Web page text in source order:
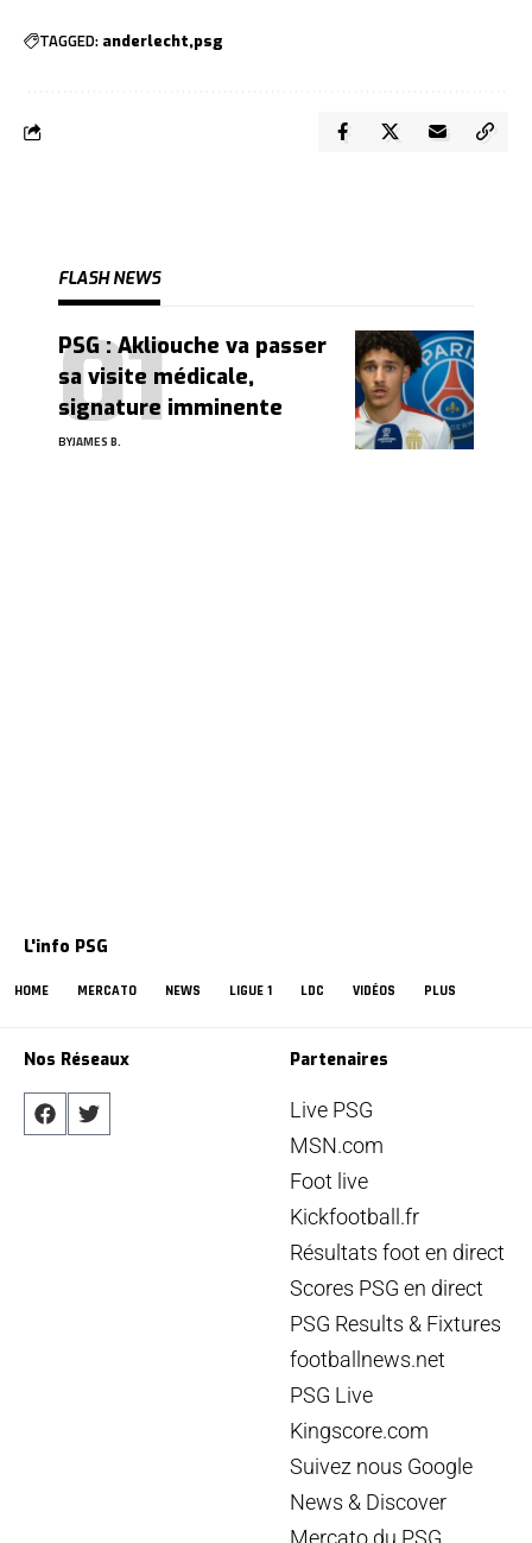
TAGGED: anderlecht psg
FLASH NEWS
PSG : Akliouche va passer
sa visite médicale,
signature imminente
BYJAMES B.
L'info PSG
HOME MERCATO NEWS LIGUE 1 LDC VIDÉOS PLUS
Nos Réseaux Partenaires
Live PSG
MSN.com
Foot live
Kickfootball.fr
Résultats foot en direct
Scores PSG en direct
PSG Results & Fixtures
footballnews.net
PSG Live
Kingscore.com
Suivez nous Google
News & Discover
Mercato du PSG